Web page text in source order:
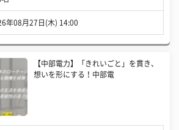
年08月27日(木) 14:00
【中部電力】「きれいごと」を貫き、
想いを形にする！中部電